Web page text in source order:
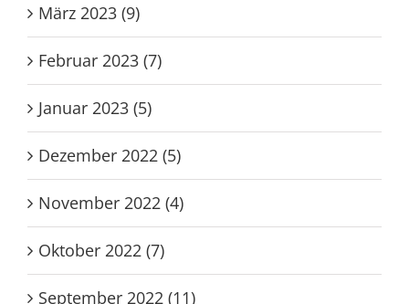
März 2023 (9)
Februar 2023 (7)
Januar 2023 (5)
Dezember 2022 (5)
November 2022 (4)
Oktober 2022 (7)
September 2022 (11)